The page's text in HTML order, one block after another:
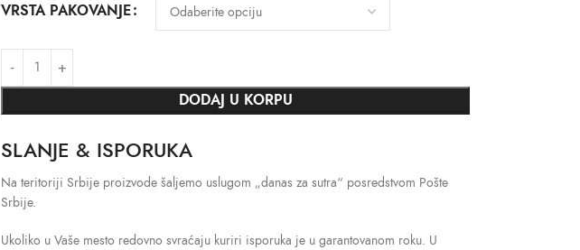
VRSTA PAKOVANJE
DODAJ U KORPU
SLANJE & ISPORUKA
Na teritoriji Srbije proizvode šaljemo uslugom „danas za sutra“ posredstvom Pošte
Srbije.
Ukoliko u Vaše mesto redovno svraćaju kuriri isporuka je u garantovanom roku. U